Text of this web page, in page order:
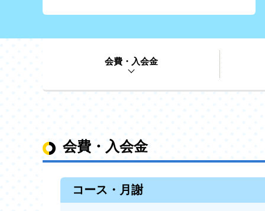
会費・入会金
会費・入会金
コース・月謝